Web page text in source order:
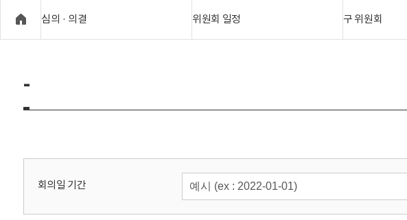
보
보
위
회
심의 · 의결 위원회 일정 구 위원회
-
회의일 기간